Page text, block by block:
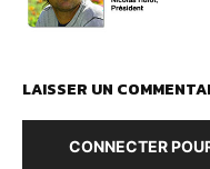
LAISSER UN
CONNECTER